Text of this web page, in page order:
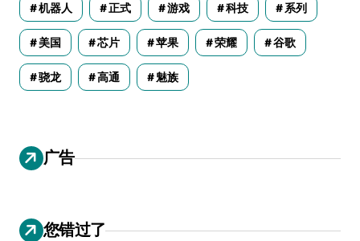
机器人 正式 游戏 科技 系列
美国 芯片 苹果 荣耀 谷歌
骁龙 高通 魅族
广告
您错过了